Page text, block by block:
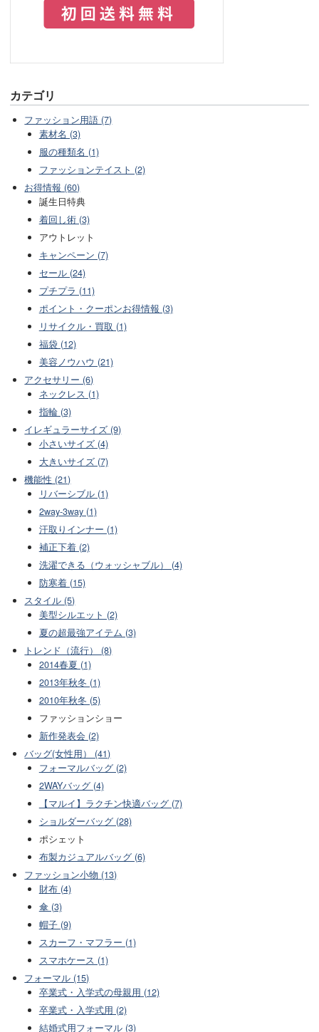
カテゴリ
ファッション用語 (7)
素材名 (3)
服の種類名 (1)
ファッションテイスト (2)
お得情報 (60)
誕生日特典
着回し術 (3)
アウトレット
キャンペーン (7)
セール (24)
プチプラ (11)
ポイント・クーポンお得情報 (3)
リサイクル・買取 (1)
福袋 (12)
美容ノウハウ (21)
アクセサリー (6)
ネックレス (1)
指輪 (3)
イレギュラーサイズ (9)
小さいサイズ (4)
大きいサイズ (7)
機能性 (21)
リバーシブル (1)
2way-3way (1)
汗取りインナー (1)
補正下着 (2)
洗濯できる（ウォッシャブル） (4)
防寒着 (15)
スタイル (5)
美型シルエット (2)
夏の超最強アイテム (3)
トレンド（流行） (8)
2014春夏 (1)
2013年秋冬 (1)
2010年秋冬 (5)
ファッションショー
新作発表会 (2)
バッグ(女性用） (41)
フォーマルバッグ (2)
2WAYバッグ (4)
【マルイ】ラクチン快適バッグ (7)
ショルダーバッグ (28)
ポシェット
布製カジュアルバッグ (6)
ファッション小物 (13)
財布 (4)
傘 (3)
帽子 (9)
スカーフ・マフラー (1)
スマホケース (1)
フォーマル (15)
卒業式・入学式の母親用 (12)
卒業式・入学式用 (2)
結婚式用フォーマル (3)